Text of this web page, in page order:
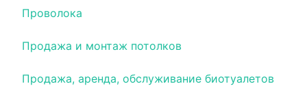
Проволока
Продажа и монтаж потолков
Продажа, аренда, обслуживание биотуалетов